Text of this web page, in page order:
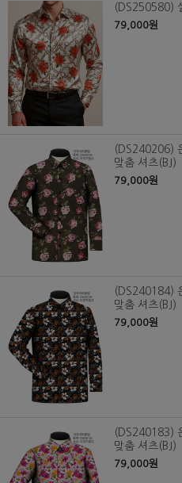
(DS250580)
79,000원
(DS240206)
맞춤 셔츠(BJ)
79,000원
(DS240184)
맞춤 셔츠(BJ)
79,000원
(DS240183)
맞춤 셔츠(BJ)
79,000원